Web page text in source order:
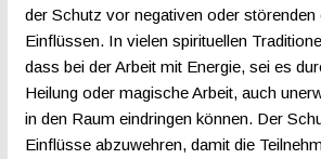
der Schutz vor negativen oder störenden
Einflüssen. In vielen spirituellen
dass bei der Arbeit mit Energie, sei es
Heilung oder magische Arbeit, auch
in den Raum eindringen können. Der
Einflüsse abzuwehren, damit die